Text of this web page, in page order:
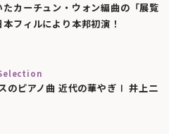
カーチュン・ウォン編曲の「展覧
フィルにより本邦初演！
のピアノ曲 近代の華やぎⅠ 井上二